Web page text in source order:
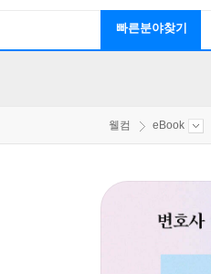
빠른분야찾기
웰컴 eBook